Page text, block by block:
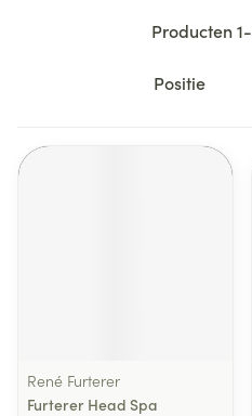
Producten1-
Sorteer op:
René Furterer
Furterer Head Spa